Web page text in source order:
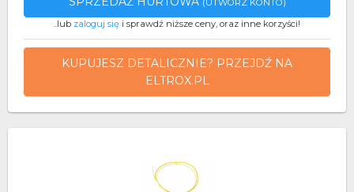
(UTWÓRZ KONTO)
..lub zaloguj się i sprawdź niższe ceny, oraz inne korzyści!
KUPUJESZ DETALICZNIE? PRZEJDŹ NA
ELTROX.PL